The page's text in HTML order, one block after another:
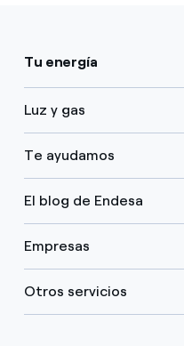
Tu energía
Luz y gas
Te ayudamos
El blog de Endesa
Empresas
Otros servicios